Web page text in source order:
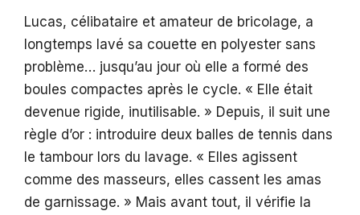
Lucas, célibataire et amateur de bricolage, a
longtemps lavé sa couette en polyester sans
problème… jusqu’au jour où elle a formé des
boules compactes après le cycle. « Elle était
devenue rigide, inutilisable. » Depuis, il suit une
règle d’or : introduire deux balles de tennis dans
le tambour lors du lavage. « Elles agissent
comme des masseurs, elles cassent les amas
de garnissage. » Mais avant tout, il vérifie la